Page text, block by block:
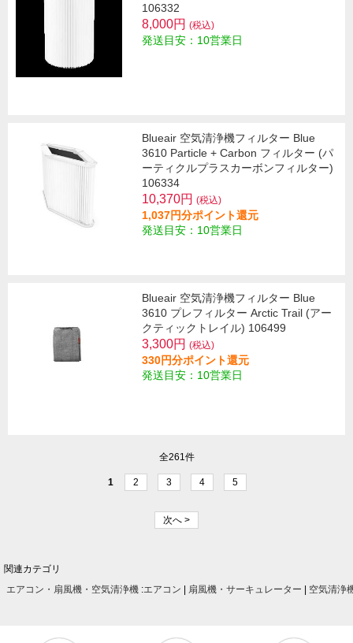
106332
8,000円 (税込)
発送目安：10営業日
Blueair 空気清浄機フィルター Blue
3610 Particle + Carbon フィルター (パ
ーティクルプラスカーボンフィルター)
106334
10,370円 (税込)
1,037円分ポイント還元
発送目安：10営業日
Blueair 空気清浄機フィルター Blue
3610 プレフィルター Arctic Trail (アー
クティックトレイル) 106499
3,300円 (税込)
330円分ポイント還元
発送目安：10営業日
全261件
1 2 3 4 5
次へ >
関連カテゴリ
エアコン・扇風機・空気清浄機 :エアコン | 扇風機・サーキュレーター | 空気清浄